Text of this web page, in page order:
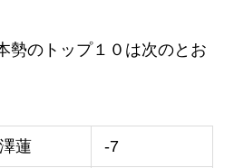
勢のトップ１０は次のとお
蓮 -7